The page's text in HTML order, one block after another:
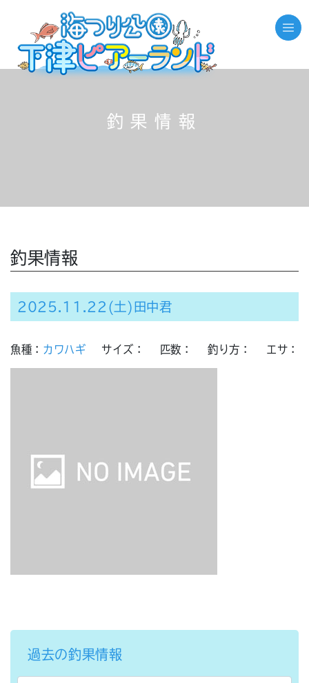
釣果情報
釣果情報
2025.11.22(土)田中君
魚種： カワハギ サイズ： 匹数： 釣り方： エサ：
過去の釣果情報